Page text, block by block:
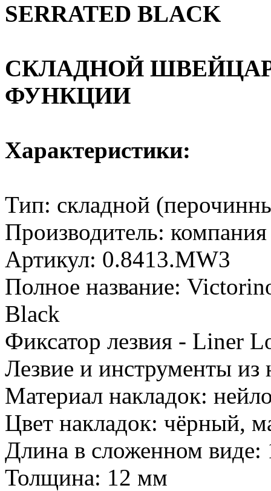
SERRATED BLACK
СКЛАДНОЙ
ФУНКЦИИ
Характеристики:
Тип: складной
Производитель:
Артикул: 0.8413.MW3
Полное название:
Black
Фиксатор лезвия - Liner
Лезвие и инструменты
Материал накладок:
Цвет накладок: чёрный,
Длина в сложенном виде:
Толщина: 12 мм